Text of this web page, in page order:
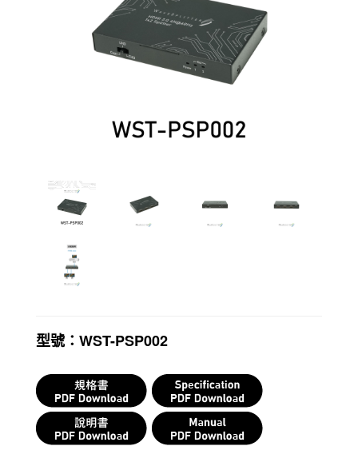
型號：WST-PSP002